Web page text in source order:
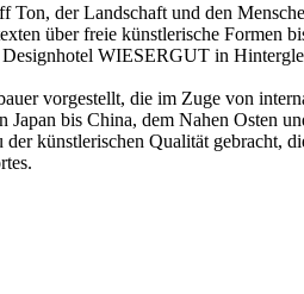
der Landschaft und den
über freie künstlerische Formen
WIESERGUT in
vorgestellt, die im Zuge von
bis China, dem Nahen Osten
künstlerischen Qualität gebracht,